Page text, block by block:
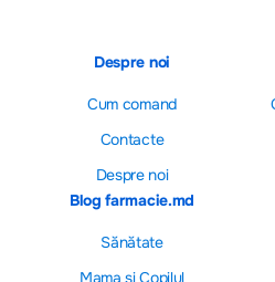
Despre noi
Cum comand
Contacte
Despre noi
Blog farmacie.md
Sănătate
Mama și Copilul